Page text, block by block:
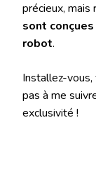
précieux, mais
sont
robot.
Installez-
pas à me
exclusivité !